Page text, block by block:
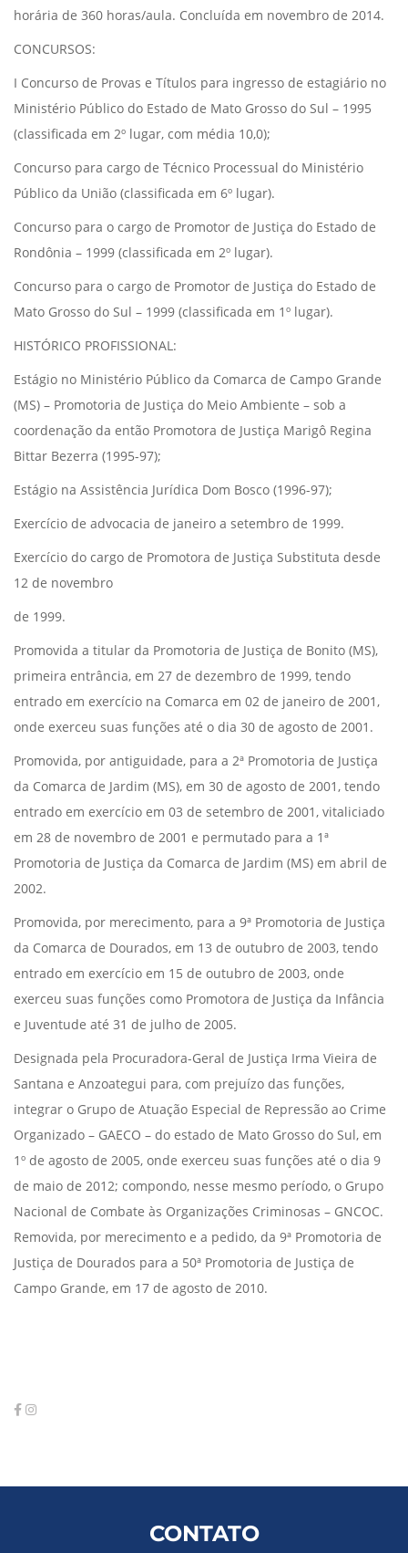
horária de 360 horas/aula. Concluída em novembro de 2014.
CONCURSOS:
I Concurso de Provas e Títulos para ingresso de estagiário no
Ministério Público do Estado de Mato Grosso do Sul – 1995
(classificada em 2º lugar, com média 10,0);
Concurso para cargo de Técnico Processual do Ministério
Público da União (classificada em 6º lugar).
Concurso para o cargo de Promotor de Justiça do Estado de
Rondônia – 1999 (classificada em 2º lugar).
Concurso para o cargo de Promotor de Justiça do Estado de
Mato Grosso do Sul – 1999 (classificada em 1º lugar).
HISTÓRICO PROFISSIONAL:
Estágio no Ministério Público da Comarca de Campo Grande
(MS) – Promotoria de Justiça do Meio Ambiente – sob a
coordenação da então Promotora de Justiça Marigô Regina
Bittar Bezerra (1995-97);
Estágio na Assistência Jurídica Dom Bosco (1996-97);
Exercício de advocacia de janeiro a setembro de 1999.
Exercício do cargo de Promotora de Justiça Substituta desde
12 de novembro
de 1999.
Promovida a titular da Promotoria de Justiça de Bonito (MS),
primeira entrância, em 27 de dezembro de 1999, tendo
entrado em exercício na Comarca em 02 de janeiro de 2001,
onde exerceu suas funções até o dia 30 de agosto de 2001.
Promovida, por antiguidade, para a 2ª Promotoria de Justiça
da Comarca de Jardim (MS), em 30 de agosto de 2001, tendo
entrado em exercício em 03 de setembro de 2001, vitaliciado
em 28 de novembro de 2001 e permutado para a 1ª
Promotoria de Justiça da Comarca de Jardim (MS) em abril de
2002.
Promovida, por merecimento, para a 9ª Promotoria de Justiça
da Comarca de Dourados, em 13 de outubro de 2003, tendo
entrado em exercício em 15 de outubro de 2003, onde
exerceu suas funções como Promotora de Justiça da Infância
e Juventude até 31 de julho de 2005.
Designada pela Procuradora-Geral de Justiça Irma Vieira de
Santana e Anzoategui para, com prejuízo das funções,
integrar o Grupo de Atuação Especial de Repressão ao Crime
Organizado – GAECO – do estado de Mato Grosso do Sul, em
1º de agosto de 2005, onde exerceu suas funções até o dia 9
de maio de 2012; compondo, nesse mesmo período, o Grupo
Nacional de Combate às Organizações Criminosas – GNCOC.
Removida, por merecimento e a pedido, da 9ª Promotoria de
Justiça de Dourados para a 50ª Promotoria de Justiça de
Campo Grande, em 17 de agosto de 2010.
CONTATO